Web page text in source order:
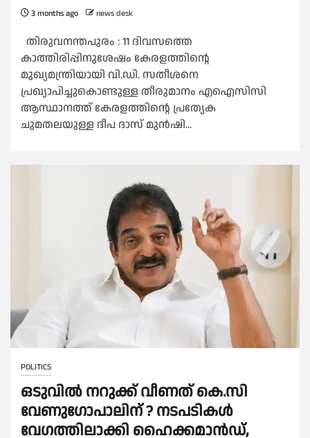
3 months ago news desk
തിരുവനന്തപുരം : 11 ദിവസത്തെ
കാത്തിരിപ്പിനുശേഷം കേരളത്തിന്റെ
മുഖ്യമന്ത്രിയായി വി.ഡി. സതീശനെ
പ്രഖ്യാപിച്ചുകൊണ്ടുള്ള തീരുമാനം എഐസിസി
ആസ്ഥാനത്ത് കേരളത്തിന്റെ പ്രത്യേക
ചുമതലയുള്ള ദീപ ദാസ് മുൻഷി...
POLITICS
ഒടുവില്‍ നറുക്ക് വീണത് കെ.സി
വേണുഗോപാലിന് ? നടപടികള്‍
വേഗത്തിലാക്കി ഹൈക്കമാൻഡ്,